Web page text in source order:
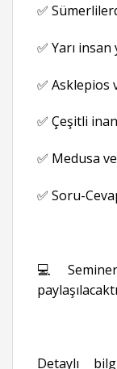
✅
✅ Yarı insan
✅ Asklepios
✅ Çeşitli
✅ Medusa
✅ Soru-
💻
Detaylı